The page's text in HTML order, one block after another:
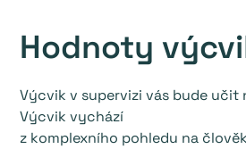
Hodnoty
Výcvik v supervizi vás bude učit
Výcvik vychází
z komplexního pohledu na